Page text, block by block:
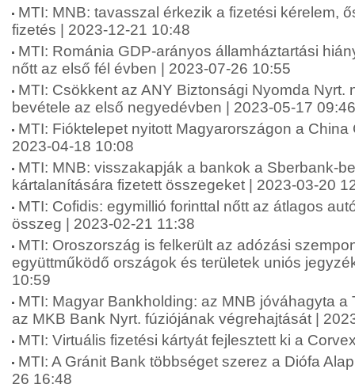
MTI: MNB: tavasszal érkezik a fizetési kérelem,
fizetés | 2023-12-21 10:48
MTI: Románia GDP-arányos államháztartási
nőtt az első fél évben | 2023-07-26 10:55
MTI: Csökkent az ANY Biztonsági Nyomda Nyrt.
bevétele az első negyedévben | 2023-05-17 09:46
MTI: Fióktelepet nyitott Magyarországon a China
2023-04-18 10:08
MTI: MNB: visszakapják a bankok a Sberbank-
kártalanítására fizetett összegeket | 2023-03-20
MTI: Cofidis: egymillió forinttal nőtt az átlagos
összeg | 2023-02-21 11:38
MTI: Oroszország is felkerült az adózási
együttműködő országok és területek uniós
10:59
MTI: Magyar Bankholding: az MNB jóváhagyta a
az MKB Bank Nyrt. fúziójának végrehajtását |
MTI: Virtuális fizetési kártyát fejlesztett ki a
MTI: A Gránit Bank többséget szerez a Diófa
26 16:48